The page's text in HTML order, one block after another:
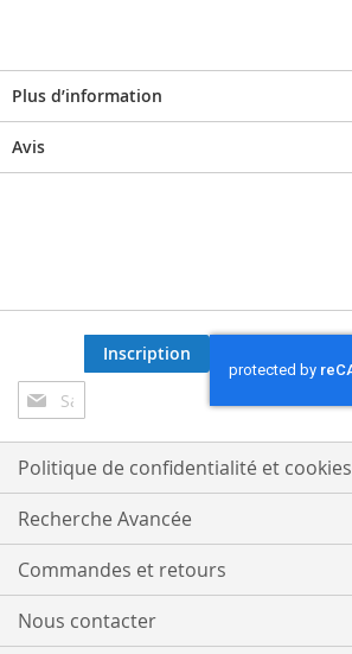
Plus d’information
Avis
Inscription
à
notre
lettre
d’information
:
Inscription
Politique de confidentialité et cookies
Recherche Avancée
Commandes et retours
Nous contacter